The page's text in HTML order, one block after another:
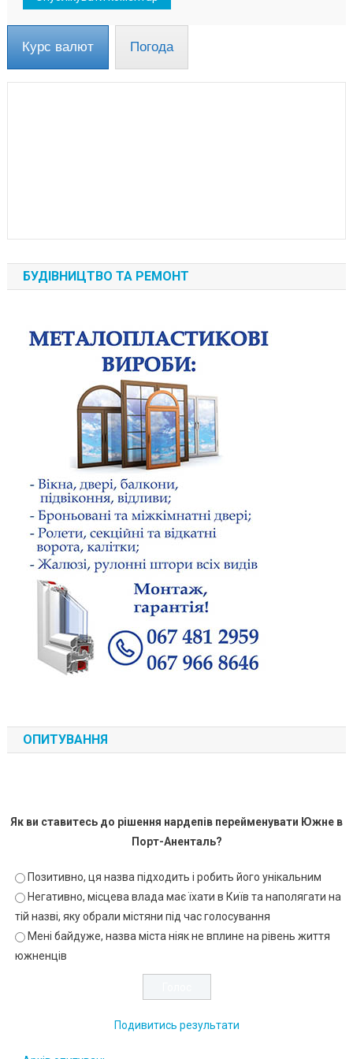
Курс валют Погода
БУДІВНИЦТВО ТА РЕМОНТ
ОПИТУВАННЯ
Як ви ставитесь до рішення нардепів перейменувати Южне в
Порт-Аненталь?
Позитивно, ця назва підходить і робить його унікальним
Негативно, місцева влада має їхати в Київ та наполягати на
тій назві, яку обрали містяни під час голосування
Мені байдуже, назва міста ніяк не вплине на рівень життя
южненців
Подивитись результати